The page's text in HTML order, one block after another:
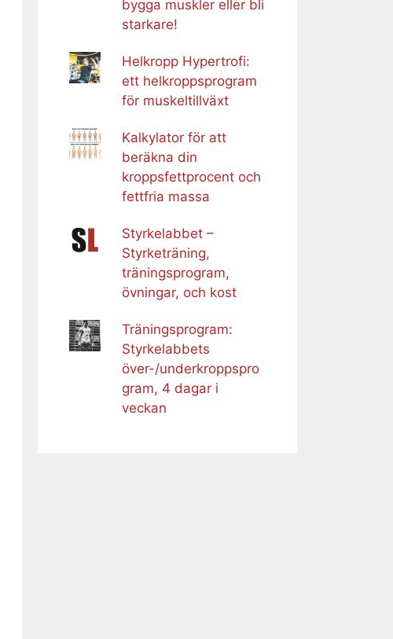
bygga muskler eller bli
starkare!
Helkropp Hypertrofi:
ett helkroppsprogram
för muskeltillväxt
Kalkylator för att
beräkna din
kroppsfettprocent och
fettfria massa
Styrkelabbet –
Styrketräning,
träningsprogram,
övningar, och kost
Träningsprogram:
Styrkelabbets
över-/underkroppspro
gram, 4 dagar i
veckan